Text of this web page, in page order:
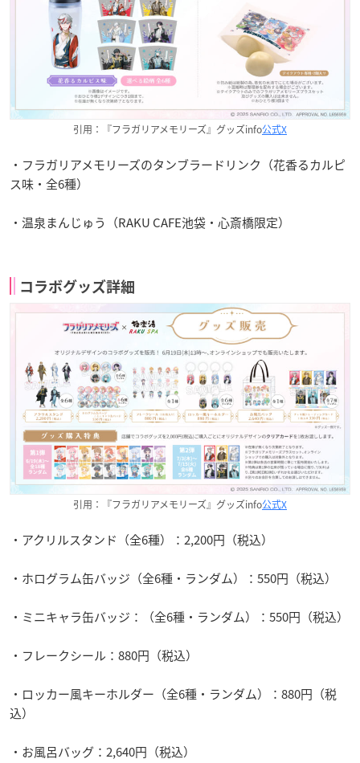
引用：『フラガリアメモリーズ』グッズinfo公式X
・フラガリアメモリーズのタンブラードリンク（花香るカルピ
ス味・全6種）
・温泉まんじゅう（RAKU CAFE池袋・心斎橋限定）
コラボグッズ詳細
引用：『フラガリアメモリーズ』グッズinfo公式X
・アクリルスタンド（全6種）：2,200円（税込）
・ホログラム缶バッジ（全6種・ランダム）：550円（税込）
・ミニキャラ缶バッジ：（全6種・ランダム）：550円（税込）
・フレークシール：880円（税込）
・ロッカー風キーホルダー（全6種・ランダム）：880円（税
込）
・お風呂バッグ：2,640円（税込）